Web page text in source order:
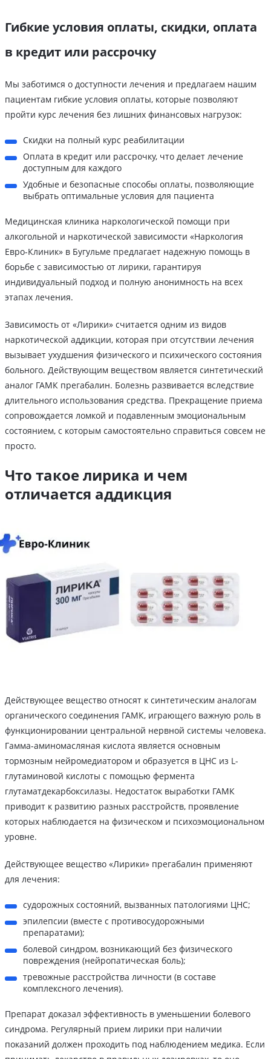
Гибкие условия оплаты, скидки, оплата
в кредит или рассрочку
Мы заботимся о доступности лечения и предлагаем нашим
пациентам гибкие условия оплаты, которые позволяют
пройти курс лечения без лишних финансовых нагрузок:
Скидки на полный курс реабилитации
Оплата в кредит или рассрочку, что делает лечение
доступным для каждого
Удобные и безопасные способы оплаты, позволяющие
выбрать оптимальные условия для пациента
Медицинская клиника наркологической помощи при
алкогольной и наркотической зависимости «Наркология
Евро-Клиник» в Бугульме предлагает надежную помощь в
борьбе с зависимостью от лирики, гарантируя
индивидуальный подход и полную анонимность на всех
этапах лечения.
Зависимость от «Лирики» считается одним из видов
наркотической аддикции, которая при отсутствии лечения
вызывает ухудшения физического и психического состояния
больного. Действующим веществом является синтетический
аналог ГАМК прегабалин. Болезнь развивается вследствие
длительного использования средства. Прекращение приема
сопровождается ломкой и подавленным эмоциональным
состоянием, с которым самостоятельно справиться совсем не
просто.
Что такое лирика и чем
отличается аддикция
Действующее вещество относят к синтетическим аналогам
органического соединения ГАМК, играющего важную роль в
функционировании центральной нервной системы человека.
Гамма-аминомасляная кислота является основным
тормозным нейромедиатором и образуется в ЦНС из L-
глутаминовой кислоты с помощью фермента
глутаматдекарбоксилазы. Недостаток выработки ГАМК
приводит к развитию разных расстройств, проявление
которых наблюдается на физическом и психоэмоциональном
уровне.
Действующее вещество «Лирики» прегабалин применяют
для лечения:
судорожных состояний, вызванных патологиями ЦНС;
эпилепсии (вместе с противосудорожными
препаратами);
болевой синдром, возникающий без физического
повреждения (нейропатическая боль);
тревожные расстройства личности (в составе
комплексного лечения).
Препарат доказал эффективность в уменьшении болевого
синдрома. Регулярный прием лирики при наличии
показаний должен проходить под наблюдением медика. Если